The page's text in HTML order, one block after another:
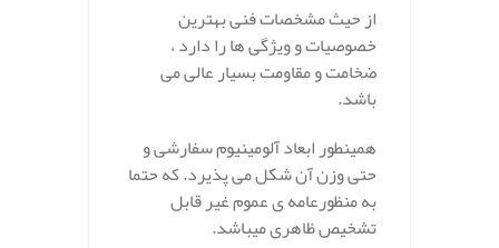
از حیث مشخصات فنی بهترین
خصوصیات و ویژگی ها را دارد ،
ضخامت و مقاومت بسیار عالی می
باشد.
همینطور ابعاد آلومینیوم سفارشی و
حتی وزن آن شکل می پذیرد. که حتما
به منظورعامه ی عموم غیر قابل
تشخیص ظاهری میباشد.